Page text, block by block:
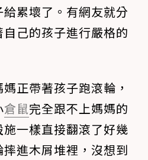
累壞了。有網友就分
己的孩子進行嚴格的
正帶著孩子跑滾輪，
倉鼠完全跟不上媽媽的
一樣直接翻滾了好幾
進木屑堆裡，沒想到